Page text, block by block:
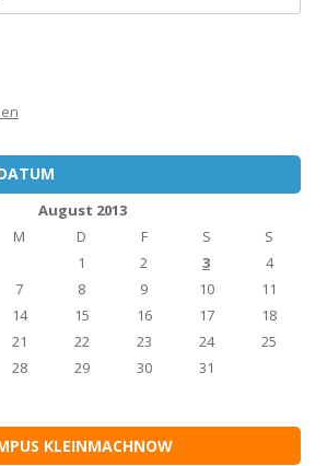
August 2013
M D F S
S
1
2 3
4
7 8 9 10
11
14 15 16 17
18
21 22 23 24
25
28 29 30 31
KLEINMACHNOW